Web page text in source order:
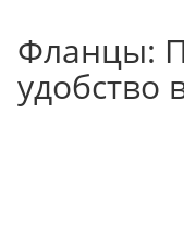
Фланцы:
удобство